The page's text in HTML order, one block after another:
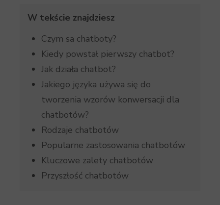
W tekście znajdziesz
Czym sa chatboty?
Kiedy powstał pierwszy chatbot?
Jak działa chatbot?
Jakiego języka używa się do
tworzenia wzorów konwersacji dla
chatbotów?
Rodzaje chatbotów
Popularne zastosowania chatbotów
Kluczowe zalety chatbotów
Przyszłość chatbotów